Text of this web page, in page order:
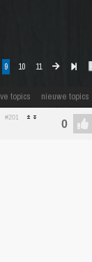
9 10 11
topics nieuwe topics
#201